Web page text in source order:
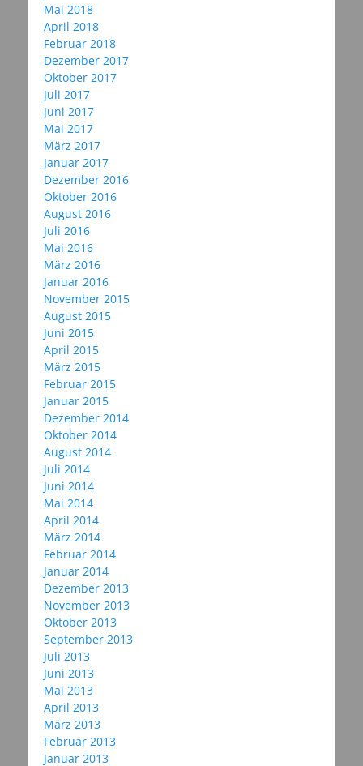
Mai 2018
April 2018
Februar 2018
Dezember 2017
Oktober 2017
Juli 2017
Juni 2017
Mai 2017
März 2017
Januar 2017
Dezember 2016
Oktober 2016
August 2016
Juli 2016
Mai 2016
März 2016
Januar 2016
November 2015
August 2015
Juni 2015
April 2015
März 2015
Februar 2015
Januar 2015
Dezember 2014
Oktober 2014
August 2014
Juli 2014
Juni 2014
Mai 2014
April 2014
März 2014
Februar 2014
Januar 2014
Dezember 2013
November 2013
Oktober 2013
September 2013
Juli 2013
Juni 2013
Mai 2013
April 2013
März 2013
Februar 2013
Januar 2013